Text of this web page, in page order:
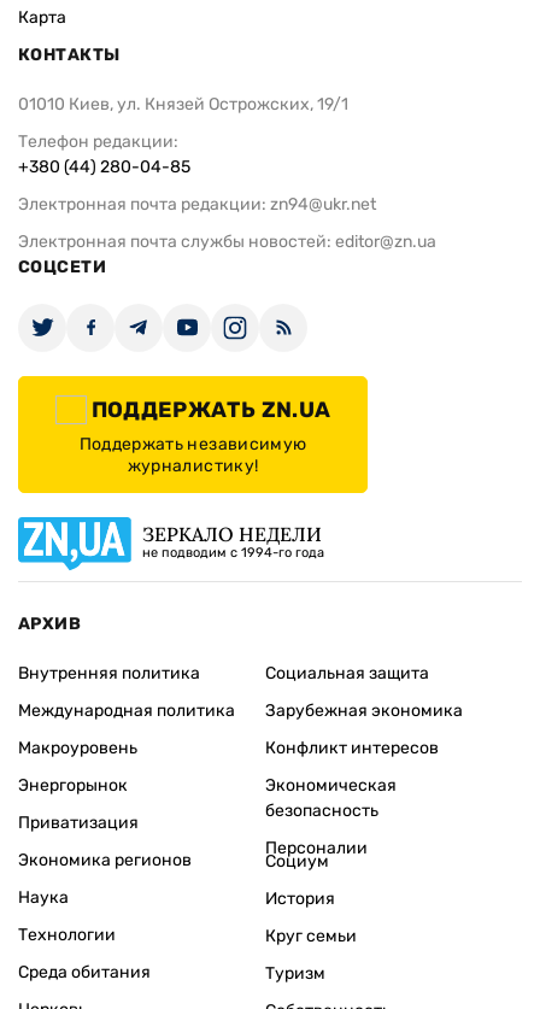
Карта
КОНТАКТЫ
01010 Киев, ул. Князей Острожских, 19/1
Телефон редакции:
+380 (44) 280-04-85
Электронная почта редакции: zn94@ukr.net
Электронная почта службы новостей: editor@zn.ua
СОЦСЕТИ
ПОДДЕРЖАТЬ ZN.UA
Поддержать независимую
журналистику!
ЗЕРКАЛО НЕДЕЛИ
не подводим с 1994-го года
АРХИВ
Внутренняя политика
Международная политика
Макроуровень
Энергорынок
Приватизация
Экономика регионов
Социальная защита
Зарубежная экономика
Конфликт интересов
Экономическая
безопасность
Персоналии
Наука
Технологии
Среда обитания
Социум
История
Круг семьи
Туризм